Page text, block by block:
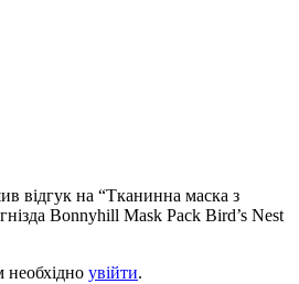
відгук на “Тканинна маска з
Bonnyhill Mask Pack Bird’s Nest
необхідно увійти.